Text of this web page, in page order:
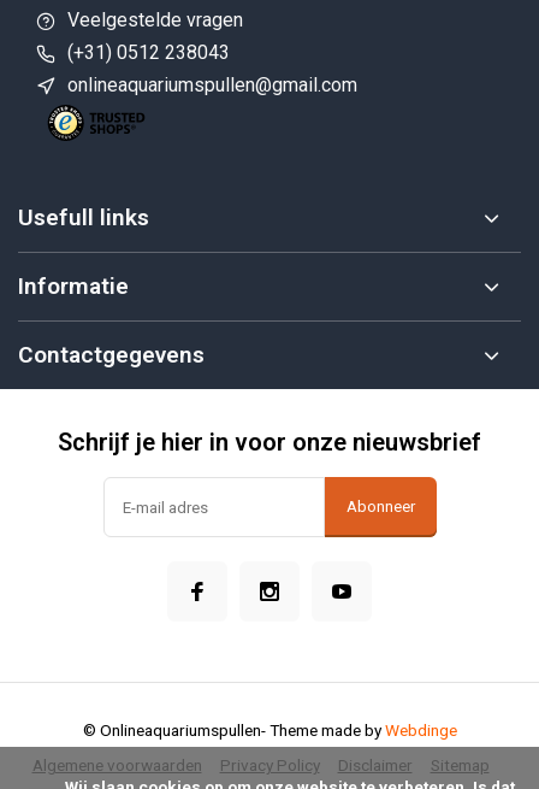
Veelgestelde vragen
(+31) 0512 238043
onlineaquariumspullen@gmail.com
Usefull links
Informatie
Contactgegevens
Schrijf je hier in voor onze nieuwsbrief
Abonneer
Algemene voorwaarden Privacy Policy Disclaimer Sitemap
© Onlineaquariumspullen- Theme made byWebdinge